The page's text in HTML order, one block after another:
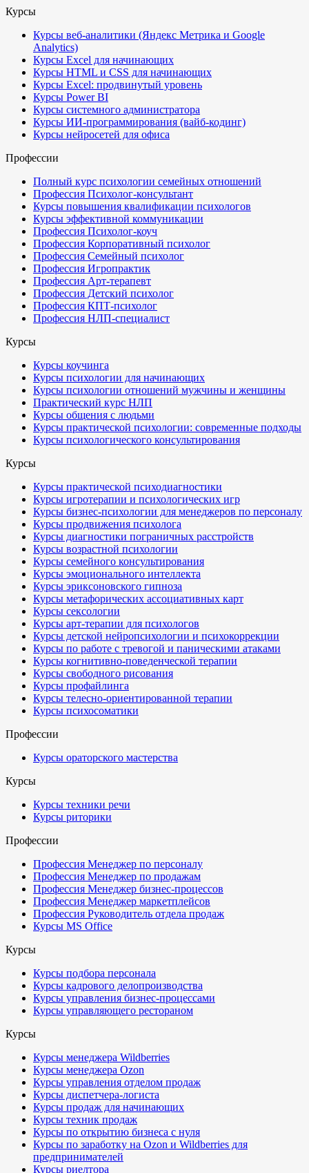
Курсы
Курсы веб-аналитики (Яндекс Метрика и Google
Analytics)
Курсы Excel для начинающих
Курсы HTML и CSS для начинающих
Курсы Excel: продвинутый уровень
Курсы Power BI
Курсы системного администратора
Курсы ИИ-программирования (вайб-кодинг)
Курсы нейросетей для офиса
Профессии
Полный курс психологии семейных отношений
Профессия Психолог-консультант
Курсы повышения квалификации психологов
Курсы эффективной коммуникации
Профессия Психолог-коуч
Профессия Корпоративный психолог
Профессия Семейный психолог
Профессия Игропрактик
Профессия Арт-терапевт
Профессия Детский психолог
Профессия КПТ-психолог
Профессия НЛП-специалист
Курсы
Курсы коучинга
Курсы психологии для начинающих
Курсы психологии отношений мужчины и женщины
Практический курс НЛП
Курсы общения с людьми
Курсы практической психологии: современные подходы
Курсы психологического консультирования
Курсы
Курсы практической психодиагностики
Курсы игротерапии и психологических игр
Курсы бизнес-психологии для менеджеров по персоналу
Курсы продвижения психолога
Курсы диагностики пограничных расстройств
Курсы возрастной психологии
Курсы семейного консультирования
Курсы эмоционального интеллекта
Курсы эриксоновского гипноза
Курсы метафорических ассоциативных карт
Курсы сексологии
Курсы арт-терапии для психологов
Курсы детской нейропсихологии и психокоррекции
Курсы по работе с тревогой и паническими атаками
Курсы когнитивно-поведенческой терапии
Курсы свободного рисования
Курсы профайлинга
Курсы телесно-ориентированной терапии
Курсы психосоматики
Профессии
Курсы ораторского мастерства
Курсы
Курсы техники речи
Курсы риторики
Профессии
Профессия Менеджер по персоналу
Профессия Менеджер по продажам
Профессия Менеджер бизнес-процессов
Профессия Менеджер маркетплейсов
Профессия Руководитель отдела продаж
Курсы MS Office
Курсы
Курсы подбора персонала
Курсы кадрового делопроизводства
Курсы управления бизнес-процессами
Курсы управляющего рестораном
Курсы
Курсы менеджера Wildberries
Курсы менеджера Ozon
Курсы управления отделом продаж
Курсы диспетчера-логиста
Курсы продаж для начинающих
Курсы техник продаж
Курсы по открытию бизнеса с нуля
Курсы по заработку на Ozon и Wildberries для
предпринимателей
Курсы риелтора